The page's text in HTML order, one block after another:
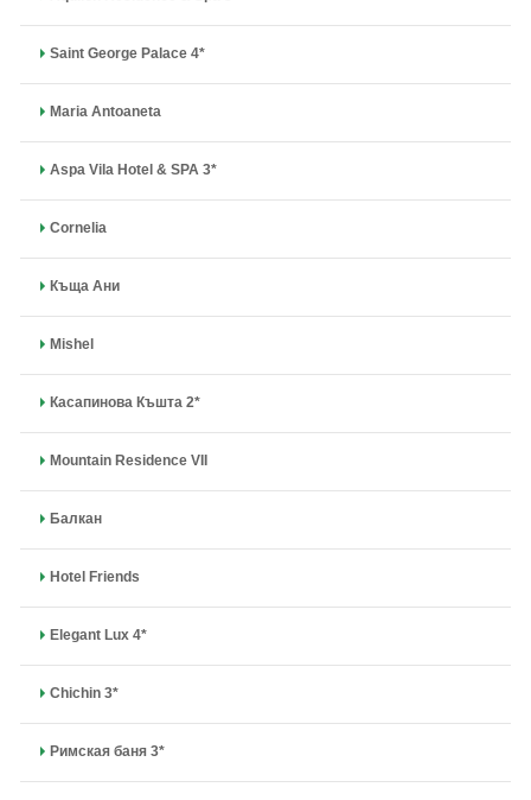
Saint George Palace 4*
Maria Antoaneta
Aspa Vila Hotel & SPA 3*
Cornelia
Къща Ани
Mishel
Касапинова Къшта 2*
Mountain Residence VII
Балкан
Hotel Friends
Elegant Lux 4*
Chichin 3*
Римская баня 3*